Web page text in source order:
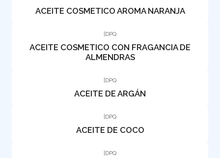
ACEITE COSMETICO AROMA NARANJA
|DPQ
ACEITE COSMETICO CON FRAGANCIA DE
ALMENDRAS
|DPQ
ACEITE DE ARGÁN
DPQ
ACEITE DE COCO
DPQ